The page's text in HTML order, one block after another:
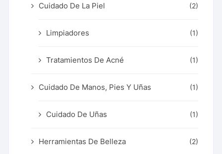
Cuidado De La Piel (2)
Limpiadores (1)
Tratamientos De Acné (1)
Cuidado De Manos, Pies Y Uñas (1)
Cuidado De Uñas (1)
Herramientas De Belleza (2)